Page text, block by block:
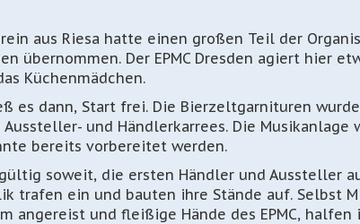
aus Riesa hatte einen großen Teil der
übernommen. Der EPMC Dresden agiert hier
Küchenmädchen.
es dann, Start frei. Die Bierzeltgarnituren
und Händlerkarrees. Die Musikanlage
bereits vorbereitet werden.
soweit, die ersten Händler und Aussteller
trafen ein und bauten ihre Stände auf. Selbst
angereist und fleißige Hände des EPMC,